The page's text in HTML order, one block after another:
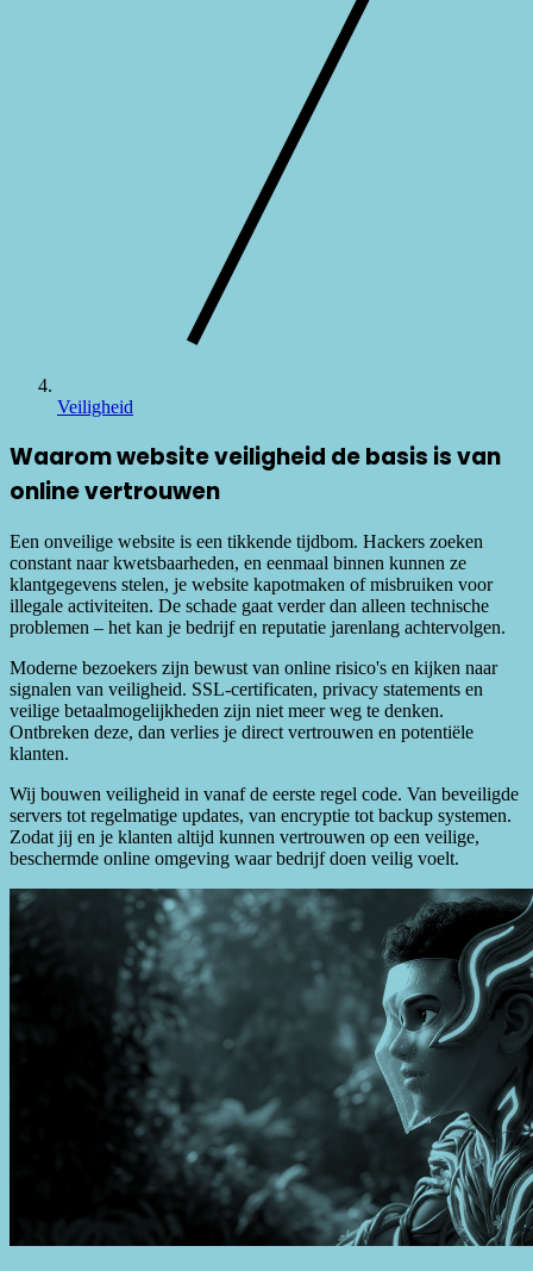
Veiligheid
Waarom website veiligheid de basis is van
online vertrouwen
Een onveilige website is een tikkende tijdbom. Hackers zoeken
constant naar kwetsbaarheden, en eenmaal binnen kunnen ze
klantgegevens stelen, je website kapotmaken of misbruiken voor
illegale activiteiten. De schade gaat verder dan alleen technische
problemen – het kan je bedrijf en reputatie jarenlang achtervolgen.
Moderne bezoekers zijn bewust van online risico's en kijken naar
signalen van veiligheid. SSL-certificaten, privacy statements en
veilige betaalmogelijkheden zijn niet meer weg te denken.
Ontbreken deze, dan verlies je direct vertrouwen en potentiële
klanten.
Wij bouwen veiligheid in vanaf de eerste regel code. Van beveiligde
servers tot regelmatige updates, van encryptie tot backup systemen.
Zodat jij en je klanten altijd kunnen vertrouwen op een veilige,
beschermde online omgeving waar bedrijf doen veilig voelt.